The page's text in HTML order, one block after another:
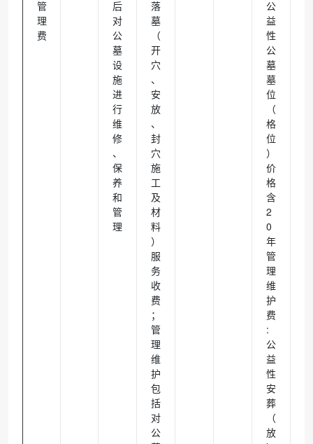
管
理
费
后
对
公
墓
设
施
进
行
维
修
、
保
养
和
管
理
落
墓
（
开
穴
、
安
放
、
封
穴
施
工
及
材
料
）
服
务
收
费
；
管
理
维
护
包
括
对
公
公
益
性
公
墓
墓
位
（
格
位
）
价
格
含
2
0
年
管
理
维
护
费
:
公
益
性
安
葬
（
放